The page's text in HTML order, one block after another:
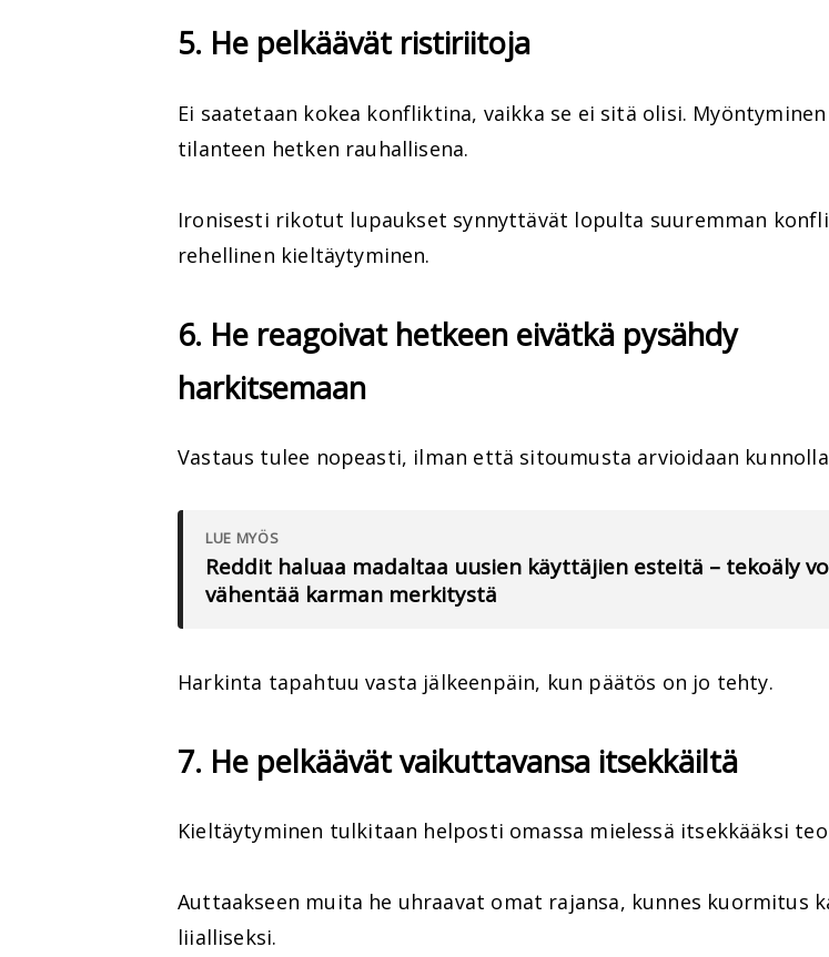
5. He pelkäävät ristiriitoja
Ei saatetaan kokea konfliktina, vaikka se ei sitä olisi.
tilanteen hetken rauhallisena.
Ironisesti rikotut lupaukset synnyttävät lopulta suuremman
rehellinen kieltäytyminen.
6. He reagoivat hetkeen eivätkä pysähdy
harkitsemaan
Vastaus tulee nopeasti, ilman että sitoumusta arvioidaan
LUE MYÖS
Reddit haluaa madaltaa uusien käyttäjien esteitä – tekoäly
vähentää karman merkitystä
Harkinta tapahtuu vasta jälkeenpäin, kun päätös on jo tehty.
7. He pelkäävät vaikuttavansa itsekkäiltä
Kieltäytyminen tulkitaan helposti omassa mielessä itsekkääksi
Auttaakseen muita he uhraavat omat rajansa, kunnes kuormitus
liialliseksi.